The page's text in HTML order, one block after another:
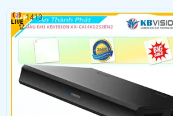
1413